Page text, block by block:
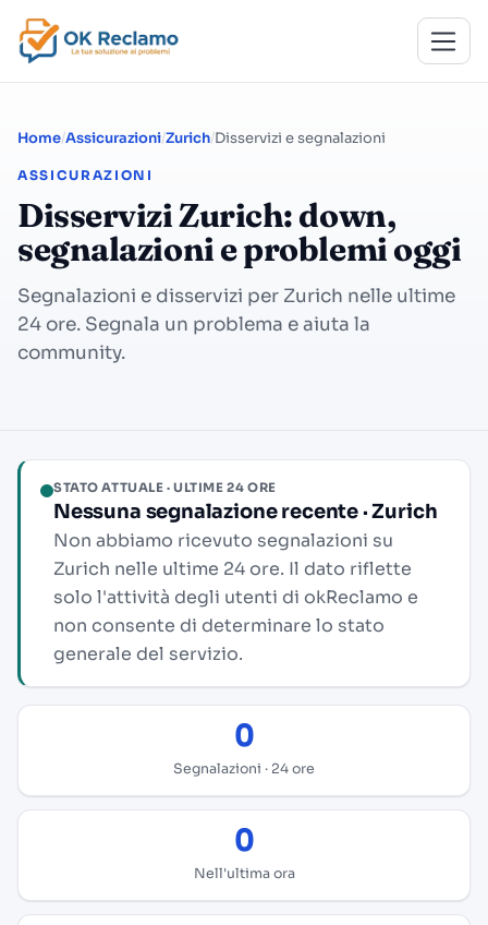
Home Assicurazioni Zurich Disservizi e segnalazioni
ASSICURAZIONI
Disservizi Zurich: down,
segnalazioni e problemi oggi
Segnalazioni e disservizi per Zurich nelle ultime
24 ore. Segnala un problema e aiuta la
community.
STATO ATTUALE · ULTIME 24 ORE
Nessuna segnalazione recente · Zurich
Non abbiamo ricevuto segnalazioni su
Zurich nelle ultime 24 ore. Il dato riflette
solo l'attività degli utenti di okReclamo e
non consente di determinare lo stato
generale del servizio.
0
Segnalazioni · 24 ore
0
Nell'ultima ora